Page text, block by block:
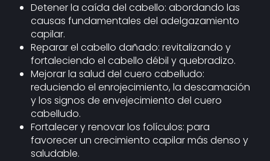
Detener la caída del cabello: abordando las
causas fundamentales del adelgazamiento
capilar.
Reparar el cabello dañado: revitalizando y
fortaleciendo el cabello débil y quebradizo.
Mejorar la salud del cuero cabelludo:
reduciendo el enrojecimiento, la descamación
y los signos de envejecimiento del cuero
cabelludo.
Fortalecer y renovar los folículos: para
favorecer un crecimiento capilar más denso y
saludable.